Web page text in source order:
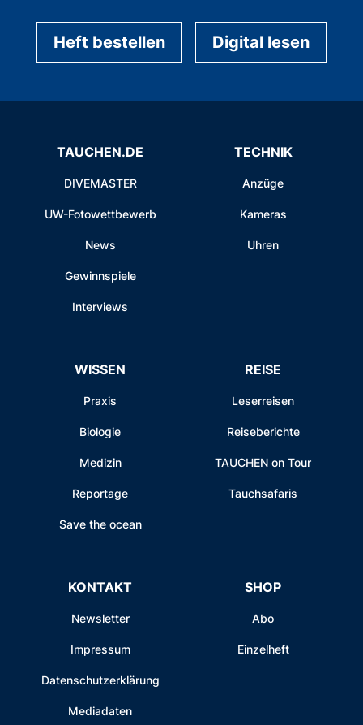
Heft bestellen Digital lesen
TAUCHEN.DE
DIVEMASTER
UW-Fotowettbewerb
News
Gewinnspiele
Interviews
TECHNIK
Anzüge
Kameras
Uhren
WISSEN
Praxis
Biologie
Medizin
Reportage
Save the ocean
REISE
Leserreisen
Reiseberichte
TAUCHEN on Tour
Tauchsafaris
KONTAKT
Newsletter
Impressum
Datenschutzerklärung
Mediadaten
SHOP
Abo
Einzelheft